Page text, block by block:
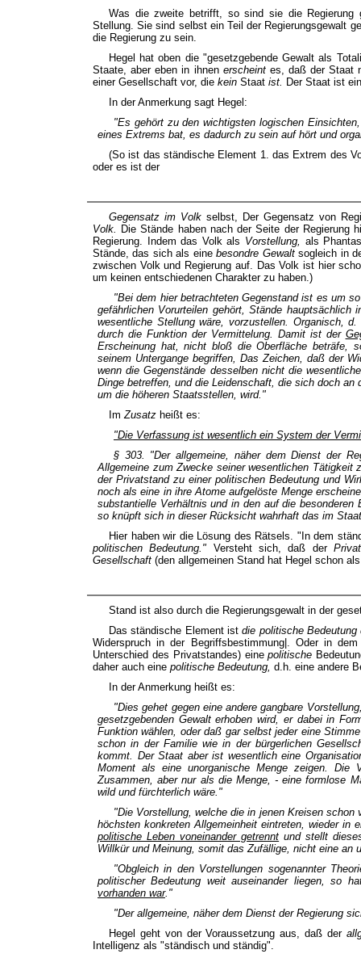
Was die zweite betrifft, so sind sie die Regierung
Stellung. Sie sind selbst ein Teil der Regierungsgewalt
die Regierung zu sein.
Hegel hat oben die "gesetzgebende Gewalt als
Staate, aber eben in ihnen erscheint es, daß der Staat
einer Gesellschaft vor, die kein Staat ist.
Der Staat ist
In der Anmerkung sagt Hegel:
"Es gehört zu den wichtigsten logischen
eines Extrems bat, es dadurch zu sein auf hört und
(So ist das ständische Element 1. das Extrem des
oder es ist der
Gegensatz im Volk selbst, Der Gegensatz von
Volk.
Die Stände haben nach der Seite der
Regierung. Indem das Volk als Vorstellung, als
Stände, das sich als einebesondre Gewaltsogleich in
zwischen Volk und Regierung auf. Das Volk ist hier
um keinen entschiedenen Charakter zu haben.)
"Bei dem hier betrachteten Gegenstand ist es um
gefährlichen Vorurteilen gehört, Stände
wesentliche Stellung wäre, vorzustellen. Organisch,
durch die Funktion der Vermittelung. Damit ist der
Erscheinung hat, nicht bloß die Oberfläche beträfe,
seinem Untergange begriffen, Das Zeichen, daß der
wenn die Gegenstände desselben nicht die
Dinge betreffen, und die Leidenschaft, die sich doch
um die höheren Staatsstellen, wird."
Im Zusatz heißt es:
"Die Verfassung ist wesentlich ein System der
§ 303. "Derallgemeine, näher dem Dienst der
Allgemeine zum Zwecke seiner wesentlichen Tätigkeit
derPrivatstandzu einerpolitischen Bedeutungund
noch als eine in ihre Atome aufgelöste Menge
substantielle Verhältnis und in den auf die
so knüpft sich in dieser Rücksicht wahrhaft das im
Hier haben wir die Lösung des Rätsels. "In dem
politischen Bedeutung." Versteht sich, daß der
Gesellschaft (den allgemeinen Stand hat Hegel schon
Stand ist also durch die Regierungsgewalt in der
Das ständische Element istdie politische
Widerspruch in der Begriffsbestimmung|. Oder in
Unterschied des Privatstandes) einepolitische
daher auch eine politische Bedeutung, d.h. eine andere
In der Anmerkung heißt es:
"Dies gehet gegen eine andere gangbare
gesetzgebenden Gewalt erhoben wird, er dabei in
Funktion wählen, oder daß gar selbst jeder eine
schon in der Familie wie in der bürgerlichen
kommt. Der Staat aber ist wesentlich eine
Moment als eine unorganische Menge zeigen. Die
Zusammen,aber nur als die Menge, -eine formlose
wild und fürchterlich wäre."
"Die Vorstellung, welche die in jenen Kreisen
höchsten konkreten Allgemeinheiteintreten, wieder in
politische Leben voneinander getrennt und stellt
Willkür und Meinung, somit das Zufällige, nicht eine an
"Obgleich in den Vorstellungen sogenannter
politischerBedeutung weit auseinander liegen, so
vorhanden war."
"Der allgemeine, näher dem Dienst der Regierung
Hegel geht von der Voraussetzung aus, daß der
Intelligenz als "ständisch und ständig".